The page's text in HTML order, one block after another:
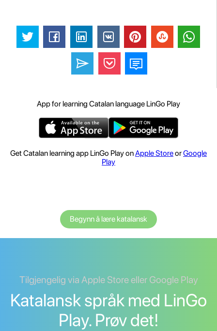
App for learning Catalan language LinGo Play
Get Catalan learning app LinGo Play onApple StoreorGoogle
Play
Begynn å lære katalansk
Tilgjengelig via Apple Store eller Google Play
Katalansk språk med LinGo
Play. Prøv det!